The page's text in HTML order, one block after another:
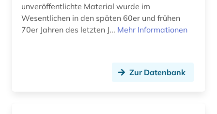
honoré de (1)
hugo (1)
unveröffentlichte Material wurde im
Wesentlichen in den späten 60er und frühen
70er Jahren des letzten J... Mehr Informationen
Zur Datenbank